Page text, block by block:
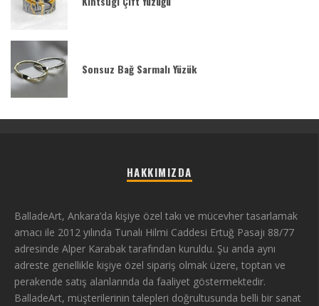
Sonsuz Bağ Sarmalı Yüzük
HAKKIMIZDA
BalladeArt, Ankara’da kişiye özel takı ve mücevher tasarlamak
amacı ile 2012 yılında Tunalı Hilmi Caddesi Ertuğ Pasajı 88/77
adresinde Alper Karabak tarafından kuruldu. Şu anda aynı
adreste genellikle kişiye özel sipariş olmak üzere, toptan ve
perakende satış alanlarında da faaliyet göstermektedir.
BalladeArt, müşterilerinin talepleri doğrultusunda belli bir sanat